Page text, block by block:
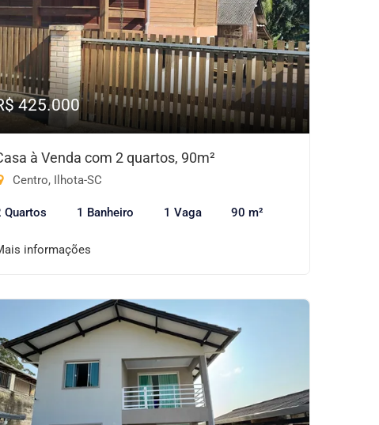
425.000
à Venda com 2 quartos, 90m²
Centro, Ilhota-SC
Quartos 1 Banheiro 1 Vaga 90 m²
informações